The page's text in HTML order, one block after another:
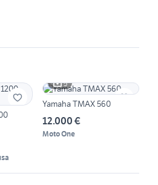
5
Yamaha TMAX 560
12.000 €
Moto One